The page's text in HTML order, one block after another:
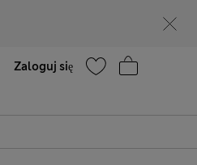
Zaloguj się